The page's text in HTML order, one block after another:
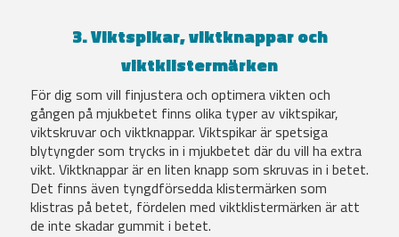
3. Viktspikar, viktknappar och
viktklistermärken
För dig som vill finjustera och optimera vikten och
gången på mjukbetet finns olika typer av viktspikar,
viktskruvar och viktknappar. Viktspikar är spetsiga
blytyngder som trycks in i mjukbetet där du vill ha extra
vikt. Viktknappar är en liten knapp som skruvas in i betet.
Det finns även tyngdförsedda klistermärken som
klistras på betet, fördelen med viktklistermärken är att
de inte skadar gummit i betet.